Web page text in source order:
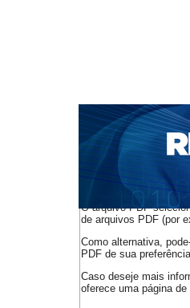
CAPA SOBRE
NOTÍCIAS
BASES DE DADOS E
Capa Ano XVIII - V. 2 -
O arquivo PDF
de arquivos PDF (por
Como alternativa,
PDF de sua
Caso deseje mais
oferece uma página de